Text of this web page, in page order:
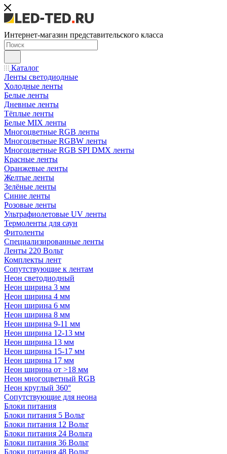
Интернет-магазин представительского класса
Каталог
Ленты светодиодные
Холодные ленты
Белые ленты
Дневные ленты
Тёплые ленты
Белые MIX ленты
Многоцветные RGB ленты
Многоцветные RGBW ленты
Многоцветные RGB SPI DMX ленты
Красные ленты
Оранжевые ленты
Желтые ленты
Зелёные ленты
Синие ленты
Розовые ленты
Ультрафиолетовые UV ленты
Термоленты для саун
Фитоленты
Специализированные ленты
Ленты 220 Вольт
Комплекты лент
Сопутствующие к лентам
Неон светодиодный
Неон ширина 3 мм
Неон ширина 4 мм
Неон ширина 6 мм
Неон ширина 8 мм
Неон ширина 9-11 мм
Неон ширина 12-13 мм
Неон ширина 13 мм
Неон ширина 15-17 мм
Неон ширина 17 мм
Неон ширина от >18 мм
Неон многоцветный RGB
Неон круглый 360°
Сопутствующие для неона
Блоки питания
Блоки питания 5 Вольт
Блоки питания 12 Вольт
Блоки питания 24 Вольта
Блоки питания 36 Вольт
Блоки питания 48 Вольт